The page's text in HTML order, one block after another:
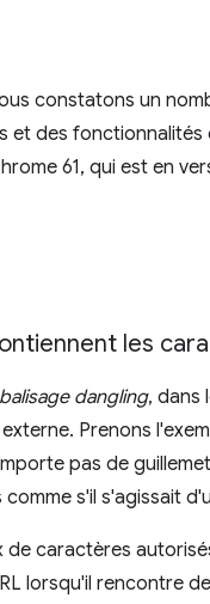
constatons un
des
61, qui est en
les
dangling, dans
Prenons
pas de
s'il s'agissait
de caractères
lorsqu'il rencontre